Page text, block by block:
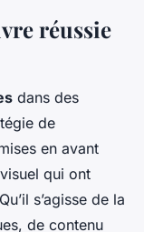
réussie
dans des
de
en avant
qui ont
s’agisse de la
de contenu